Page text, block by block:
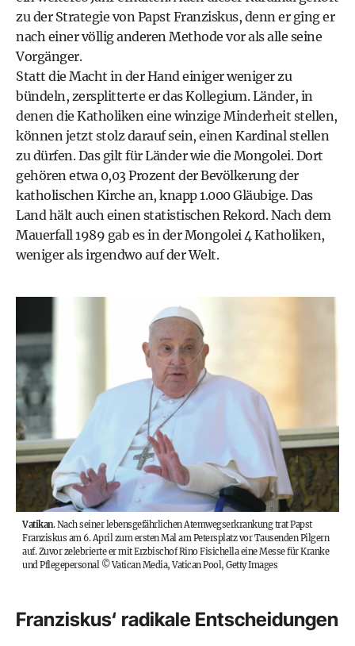
zu der Strategie von Papst Franziskus, denn er ging er
nach einer völlig anderen Methode vor als alle seine
Vorgänger.
Statt die Macht in der Hand einiger weniger zu
bündeln, zersplitterte er das Kollegium. Länder, in
denen die Katholiken eine winzige Minderheit stellen,
können jetzt stolz darauf sein, einen Kardinal stellen
zu dürfen. Das gilt für Länder wie die Mongolei. Dort
gehören etwa 0,03 Prozent der Bevölkerung der
katholischen Kirche an, knapp 1.000 Gläubige. Das
Land hält auch einen statistischen Rekord. Nach dem
Mauerfall 1989 gab es in der Mongolei 4 Katholiken,
weniger als irgendwo auf der Welt.
Vatikan. Nach seiner lebensgefährlichen Atemwegserkrankung trat Papst
Franziskus am 6. April zum ersten Mal am Petersplatz vor Tausenden Pilgern
auf. Zuvor zelebrierte er mit Erzbischof Rino Fisichella eine Messe für Kranke
und Pflegepersonal©Vatican Media, Vatican Pool, Getty Images
Franziskus‘ radikale Entscheidungen